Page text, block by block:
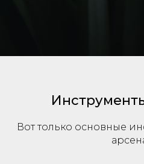
Вот только основные